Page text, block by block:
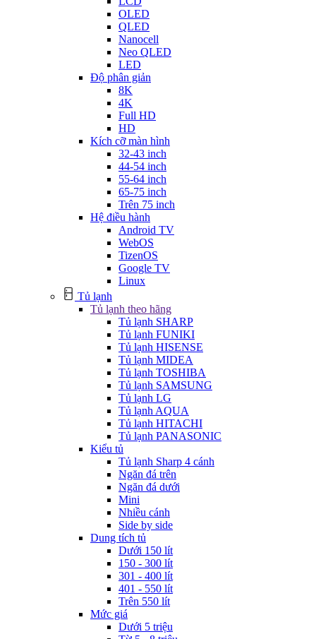
OLED
QLED
Nanocell
Neo QLED
LED
Độ phân giản
8K
4K
Full HD
HD
Kích cỡ màn hình
32-43 inch
44-54 inch
55-64 inch
65-75 inch
Trên 75 inch
Hệ điều hành
Android TV
WebOS
TizenOS
Google TV
Linux
Tủ lạnh
Tủ lạnh theo hãng
Tủ lạnh SHARP
Tủ lạnh FUNIKI
Tủ lạnh HISENSE
Tủ lạnh MIDEA
Tủ lạnh TOSHIBA
Tủ lạnh SAMSUNG
Tủ lạnh LG
Tủ lạnh AQUA
Tủ lạnh HITACHI
Tủ lạnh PANASONIC
Kiểu tủ
Tủ lạnh Sharp 4 cánh
Ngăn đá trên
Ngăn đá dưới
Mini
Nhiều cánh
Side by side
Dung tích tủ
Dưới 150 lít
150 - 300 lít
301 - 400 lít
401 - 550 lít
Trên 550 lít
Mức giá
Dưới 5 triệu